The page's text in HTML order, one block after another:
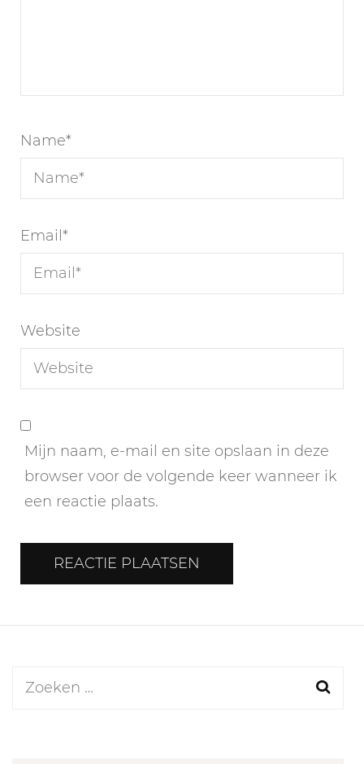
Name*
Email *
Website
Mijn naam, e-mail en site opslaan in deze
browser voor de volgende keer wanneer ik
een reactie plaats.
Zoeken